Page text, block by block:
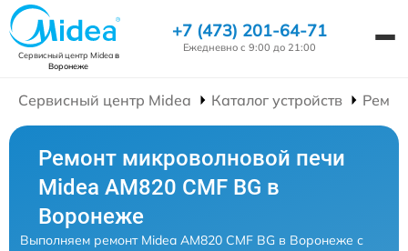
Сервисный центр Mideaв
Воронеже
+7 (473) 201-64-71
Ежедневно с 9:00 до 21:00
Сервисный центр Midea Каталог устройств
Ремонт микроволновой печи
Midea AM820 CMF BG в
Воронеже
Выполняем ремонт Midea AM820 CMF BG в Воронеже с